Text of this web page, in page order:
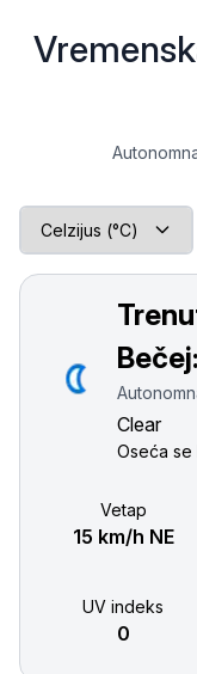
Bečej:
Clear
Oseća
Vetар
15 km/h NE
UV indeks
0